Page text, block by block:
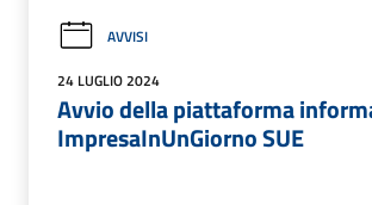
AVVISI
24 LUGLIO 2024
Avvio della piattaforma
ImpresaInUnGiorno SUE